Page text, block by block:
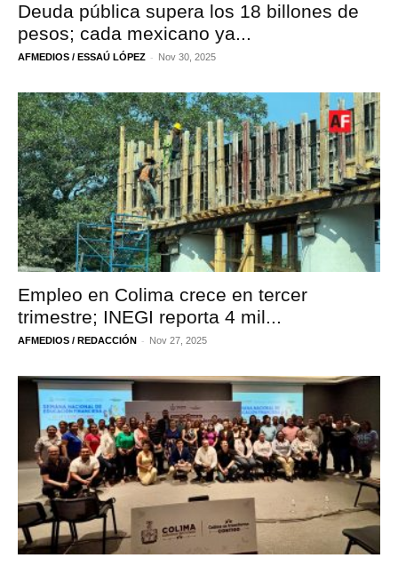
Deuda pública supera los 18 billones de
pesos; cada mexicano ya...
AFMEDIOS / ESSAÚ LÓPEZ - Nov 30, 2025
Empleo en Colima crece en tercer
trimestre; INEGI reporta 4 mil...
AFMEDIOS / REDACCIÓN - Nov 27, 2025